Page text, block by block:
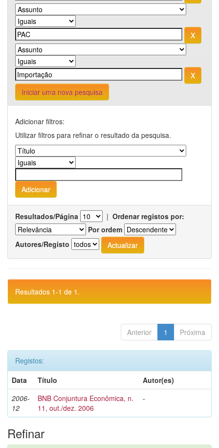
Iniciar uma nova pesquisa
Adicionar filtros:
Utilizar filtros para refinar o resultado da pesquisa.
Resultados/Página | Ordenar registos por:
Por ordem
Autores/Registo
Resultados 1-1 de 1.
Anterior 1 Próxima
Registos:
Data
Título
Autor(es)
2006-
12
BNB Conjuntura Econômica, n.
11, out./dez. 2006
-
Refinar